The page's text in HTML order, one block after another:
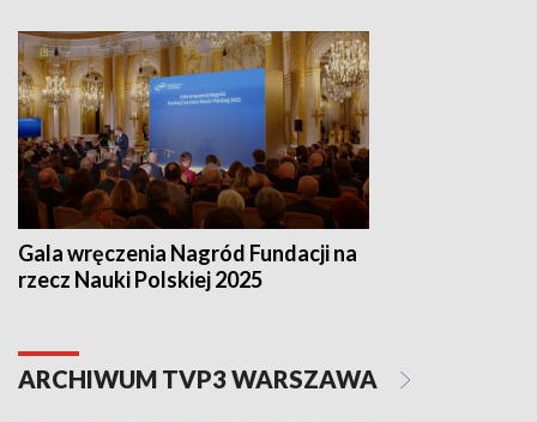
Gala wręczenia Nagród Fundacji na
rzecz Nauki Polskiej 2025
ARCHIWUM TVP3 WARSZAWA